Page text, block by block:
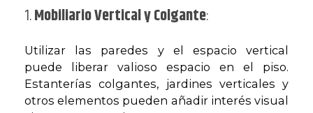
1.Mobiliario Vertical y Colgante:
Utilizar las paredes y el espacio vertical
puede liberar valioso espacio en el piso.
Estanterías colgantes, jardines verticales y
otros elementos pueden añadir interés visual